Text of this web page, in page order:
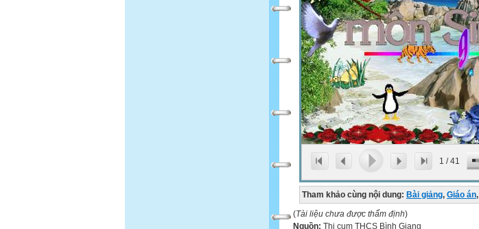
1 /41
Tham khảo cùng nội dung: Bài giảng, Giáo án,
(Tài liệu chưa được thẩm định)
Nguồn: Thi cụm THCS Bình Giang